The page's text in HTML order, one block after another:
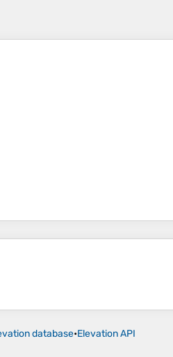
database•Elevation API